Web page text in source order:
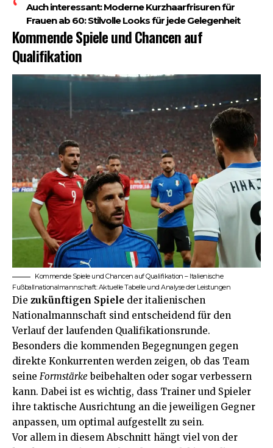
Auch interessant:Moderne Kurzhaarfrisuren für
Frauen ab 60: Stilvolle Looks für jede Gelegenheit
Kommende Spiele und Chancen auf
Qualifikation
Kommende Spiele und Chancen auf Qualifikation – Italienische
Fußballnationalmannschaft: Aktuelle Tabelle und Analyse der Leistungen
Die zukünftigen Spiele der italienischen
Nationalmannschaft sind entscheidend für den
Verlauf der laufenden Qualifikationsrunde.
Besonders die kommenden Begegnungen gegen
direkte Konkurrenten werden zeigen, ob das Team
seine Formstärke beibehalten oder sogar verbessern
kann. Dabei ist es wichtig, dass Trainer und Spieler
ihre taktische Ausrichtung an die jeweiligen Gegner
anpassen, um optimal aufgestellt zu sein.
Vor allem in diesem Abschnitt hängt viel von der